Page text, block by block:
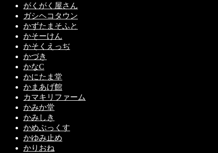
がくがく屋さん
ガシヘコタウン
かずたまそふと
かそーけん
かそくえっぢ
かづき
かなC
かにたま堂
かまあげ館
カマキリファーム
かみか堂
かみしき
かめぶっくす
かゆみ止め
かりおね